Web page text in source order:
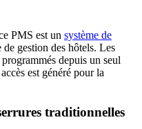
PMS est un système de
gestion des hôtels. Les
depuis un seul
est généré pour la
traditionnelles